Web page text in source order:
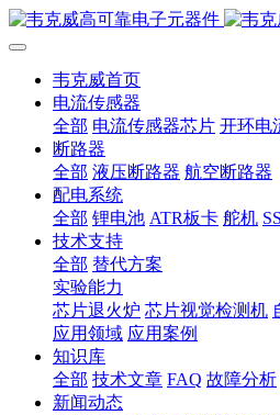
韦克威首页
电流传感器
全部 电流传感器芯片 开环电
断路器
全部 液压断路器 航空断路器
配电系统
全部 锂电池 ATR板卡 舵机
技术支持
全部 替代方案
实验能力
芯片退火炉 芯片视觉检测机
应用领域 应用案例
知识库
全部 技术文章 FAQ 故障分析
新闻动态